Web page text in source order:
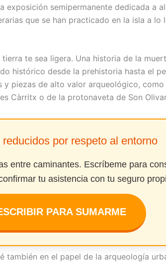
exposición semipermanente dedicada a
que se han practicado en la isla a lo
tierra te sea ligera. Una historia de la
histórico desde la prehistoria hasta el
y piezas de alto valor arqueológico, como
Càrritx o de la protonaveta de Son
por respeto al entorno
entre caminantes. Escríbeme para
tu asistencia con tu seguro
PARA SUMARME
también en el papel de la arqueología